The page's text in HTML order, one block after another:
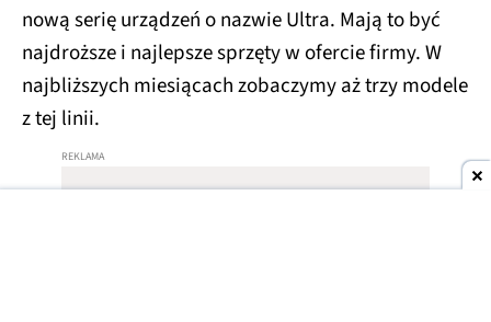
nową serię urządzeń o nazwie Ultra. Mają to być
najdroższe i najlepsze sprzęty w ofercie firmy. W
najbliższych miesiącach zobaczymy aż trzy modele
z tej linii.